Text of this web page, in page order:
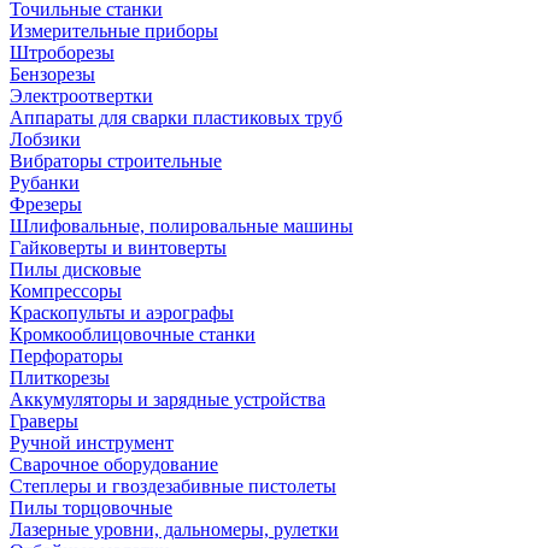
Точильные станки
Измерительные приборы
Штроборезы
Бензорезы
Электроотвертки
Аппараты для сварки пластиковых труб
Лобзики
Вибраторы строительные
Рубанки
Фрезеры
Шлифовальные, полировальные машины
Гайковерты и винтоверты
Пилы дисковые
Компрессоры
Краскопульты и аэрографы
Кромкооблицовочные станки
Перфораторы
Плиткорезы
Аккумуляторы и зарядные устройства
Граверы
Ручной инструмент
Сварочное оборудование
Степлеры и гвоздезабивные пистолеты
Пилы торцовочные
Лазерные уровни, дальномеры, рулетки